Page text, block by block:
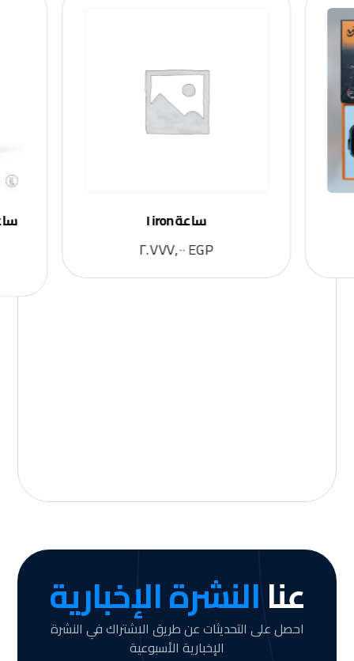
ساعة iron ١
EGP
عناالنشرة الإخبارية
احصل على التحديثات عن طريق الاشتراك في النشرة
الإخبارية الأسبوعية